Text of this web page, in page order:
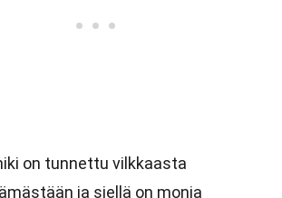
on tunnettu vilkkaasta
ja siellä on monia